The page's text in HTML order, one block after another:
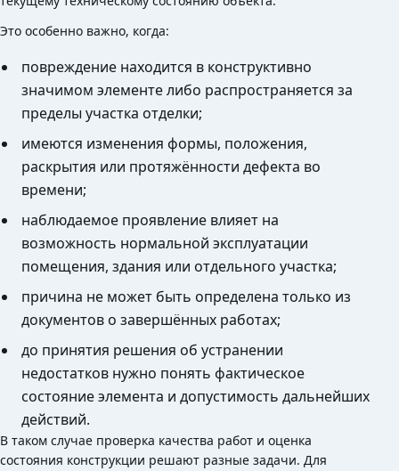
Это особенно важно, когда:
повреждение находится в конструктивно
значимом элементе либо распространяется за
пределы участка отделки;
имеются изменения формы, положения,
раскрытия или протяжённости дефекта во
времени;
наблюдаемое проявление влияет на
возможность нормальной эксплуатации
помещения, здания или отдельного участка;
причина не может быть определена только из
документов о завершённых работах;
до принятия решения об устранении
недостатков нужно понять фактическое
состояние элемента и допустимость дальнейших
действий.
В таком случае проверка качества работ и оценка
состояния конструкции решают разные задачи. Для